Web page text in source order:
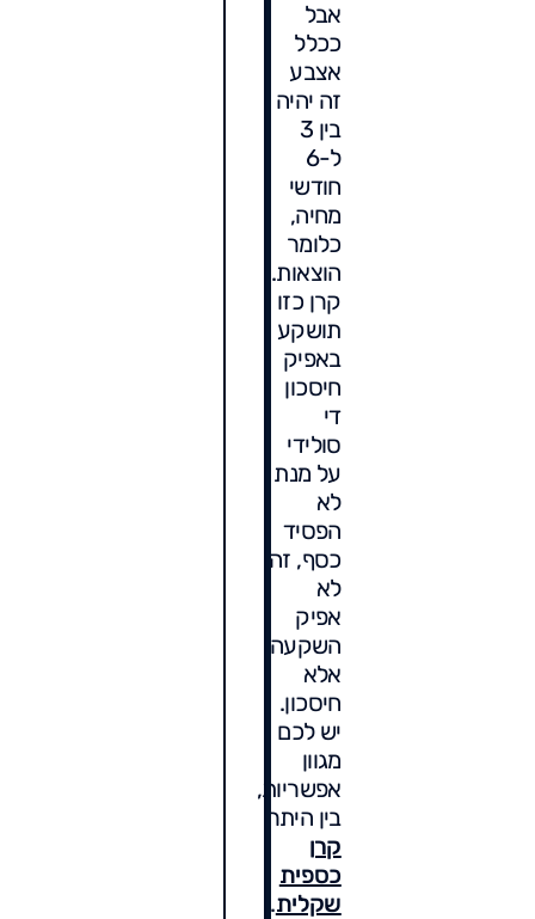
אבל
ככלל
אצבע
זה יהיה
בין 3
ל-6
חודשי
מחיה,
כלומר
הוצאות.
קרן כזו
תושקע
באפיק
חיסכון
די
סולידי
על מנת
לא
הפסיד
כסף, זה
לא
אפיק
השקעה,
אלא
חיסכון.
יש לכם
מגוון
אפשריות,
בין היתר
קרן
כספית
שקלית.